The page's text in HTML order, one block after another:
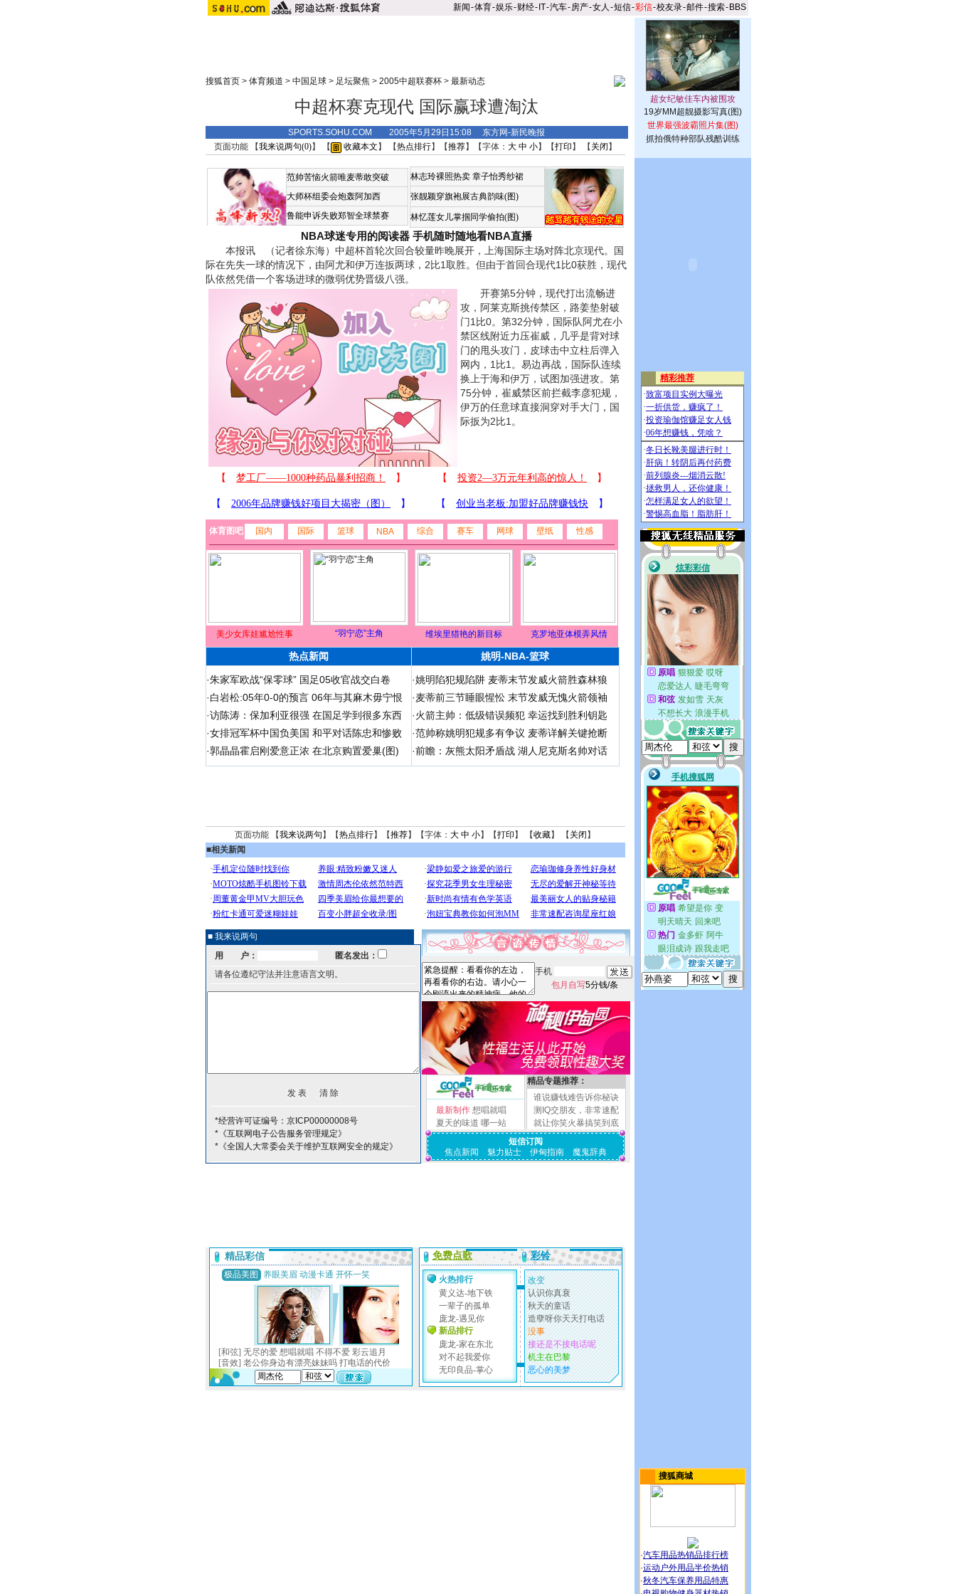
新闻-体育-娱乐-财经- IT-汽车-房产-女人 -短信-彩信-校友录-邮件-搜索- BBS
搜狐首页> 体育频道 > 中国足球> 足坛聚焦> 2005中超联赛杯> 最新动态
中超杯赛克现代 国际赢球遭淘汰
SPORTS.SOHU.COM 2005年5月29日15:08 东方网-新民晚报
页面功能 【我来说两句(0)】 【 收藏本文 】 【热点排行】【推荐】【字体： 大 中 小】【打印 】 【 关闭 】
范帅苦恼火箭唯麦蒂敢突破
大师杯组委会炮轰阿加西
鲁能申诉失败郑智全球禁赛
林志玲裸照热卖 章子怡秀纱裙
张靓颖穿旗袍展古典韵味(图)
林忆莲女儿掌掴同学偷拍(图)
NBA球迷专用的阅读器 手机随时随地看NBA直播
本报讯 （记者徐东海）中超杯首轮次回合较量昨晚展开，上海国际主场对阵北京现代。国
际在先失一球的情况下，由阿尤和伊万连扳两球，2比1取胜。但由于首回合现代1比0获胜，现代
队依然凭借一个客场进球的微弱优势晋级八强。
开赛第5分钟，现代打出流畅进
攻，阿莱克斯挑传禁区，路姜垫射破
门1比0。第32分钟，国际队阿尤在小
禁区线附近力压崔威，几乎是背对球
门的甩头攻门，皮球击中立柱后弹入
网内，1比1。易边再战，国际队连续
换上于海和伊万，试图加强进攻。第
75分钟，崔威禁区前拦截李彦犯规，
伊万的任意球直接洞穿对手大门，国
际扳为2比1。
体育图吧 国内 国际 篮球 NBA 综合 赛车 网球 壁纸 性感
美少女库娃尴尬性事 “羽宁恋”主角 维埃里猎艳的新目标 克罗地亚体模弄风情
热点新闻 姚明-NBA-篮球
·朱家军欧战“保零球” 国足05收官战交白卷
·白岩松:05年0-0的预言 06年与其麻木毋宁恨
·访陈涛：保加利亚很强 在国足学到很多东西
·女排冠军杯中国负美国 和平对话陈忠和惨败
·郭晶晶霍启刚爱意正浓 在北京购置爱巢(图)
·姚明陷犯规陷阱 麦蒂末节发威火箭胜森林狼
·麦蒂前三节睡眼惺忪 末节发威无愧火箭领袖
·火箭主帅：低级错误频犯 幸运找到胜利钥匙
·范帅称姚明犯规多有争议 麦蒂详解关键抢断
·前瞻：灰熊太阳矛盾战 湖人尼克斯名帅对话
页面功能 【我来说两句 】【热点排行】【推荐】【字体： 大 中 小】【打印 】 【收藏】 【 关闭 】
■相关新闻
■ 我来说两句
用 户：
匿名发出：
请各位遵纪守法并注意语言文明。
*经营许可证编号：京ICP00000008号
*《互联网电子公告服务管理规定》
*《全国人大常委会关于维护互联网安全的规定》
手机
包月自写5分钱/条
最新制作 想唱就唱
夏天的味道 哪一站
精品专题推荐：
谁说赚钱难告诉你秘诀
测IQ交朋友，非常速配
就让你笑火暴搞笑到底
短信订阅
焦点新闻
魅力贴士 伊甸指南 魔鬼辞典
19岁MM超靓摄影写真(图)
世界最强波霸照片集(图)
抓拍俄特种部队残酷训练
搜狐商城
·汽车用品热销品排行榜
·运动户外用品半价热销
·秋冬汽车保养用品特惠